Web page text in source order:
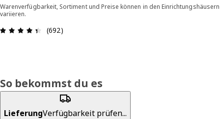
Warenverfügbarkeit, Sortiment und Preise können in den Einrichtungshäusern
variieren.
Bewertung: 4.4 von 5 Sterne Alle Bewertungen:
(692)
So bekommst du es
LieferungVerfügbarkeit prüfen...